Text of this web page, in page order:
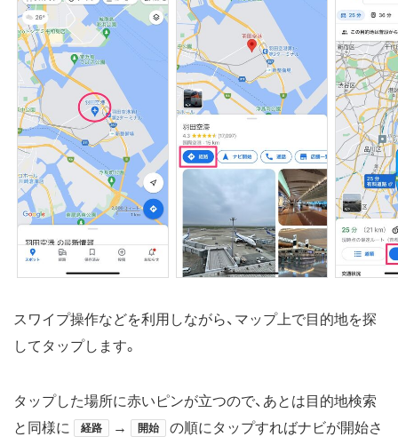
スワイプ操作などを利用しながら、マップ上で目的地を探
してタップします。
タップした場所に赤いピンが立つので、あとは目的地検索
と同様に
経路 → 開始
の順にタップすればナビが開始さ